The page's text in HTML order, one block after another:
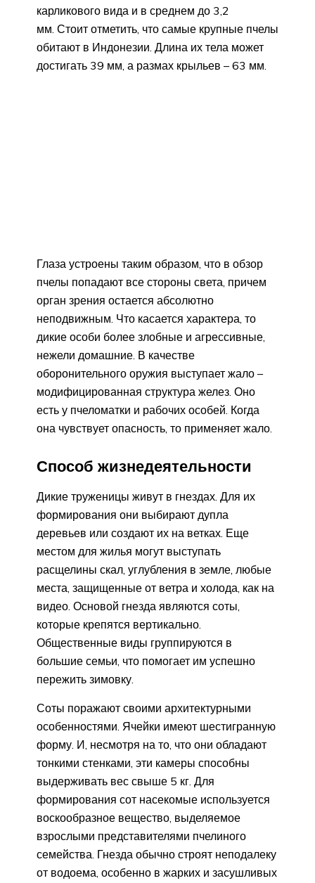
карликового вида и в среднем до 3,2
мм. Стоит отметить, что самые крупные пчелы
обитают в Индонезии. Длина их тела может
достигать 39 мм, а размах крыльев – 63 мм.
Глаза устроены таким образом, что в обзор
пчелы попадают все стороны света, причем
орган зрения остается абсолютно
неподвижным. Что касается характера, то
дикие особи более злобные и агрессивные,
нежели домашние. В качестве
оборонительного оружия выступает жало –
модифицированная структура желез. Оно
есть у пчеломатки и рабочих особей. Когда
она чувствует опасность, то применяет жало.
Способ жизнедеятельности
Дикие труженицы живут в гнездах. Для их
формирования они выбирают дупла
деревьев или создают их на ветках. Еще
местом для жилья могут выступать
расщелины скал, углубления в земле, любые
места, защищенные от ветра и холода, как на
видео. Основой гнезда являются соты,
которые крепятся вертикально.
Общественные виды группируются в
большие семьи, что помогает им успешно
пережить зимовку.
Соты поражают своими архитектурными
особенностями. Ячейки имеют шестигранную
форму. И, несмотря на то, что они обладают
тонкими стенками, эти камеры способны
выдерживать вес свыше 5 кг. Для
формирования сот насекомые используется
воскообразное вещество, выделяемое
взрослыми представителями пчелиного
семейства. Гнезда обычно строят неподалеку
от водоема, особенно в жарких и засушливых